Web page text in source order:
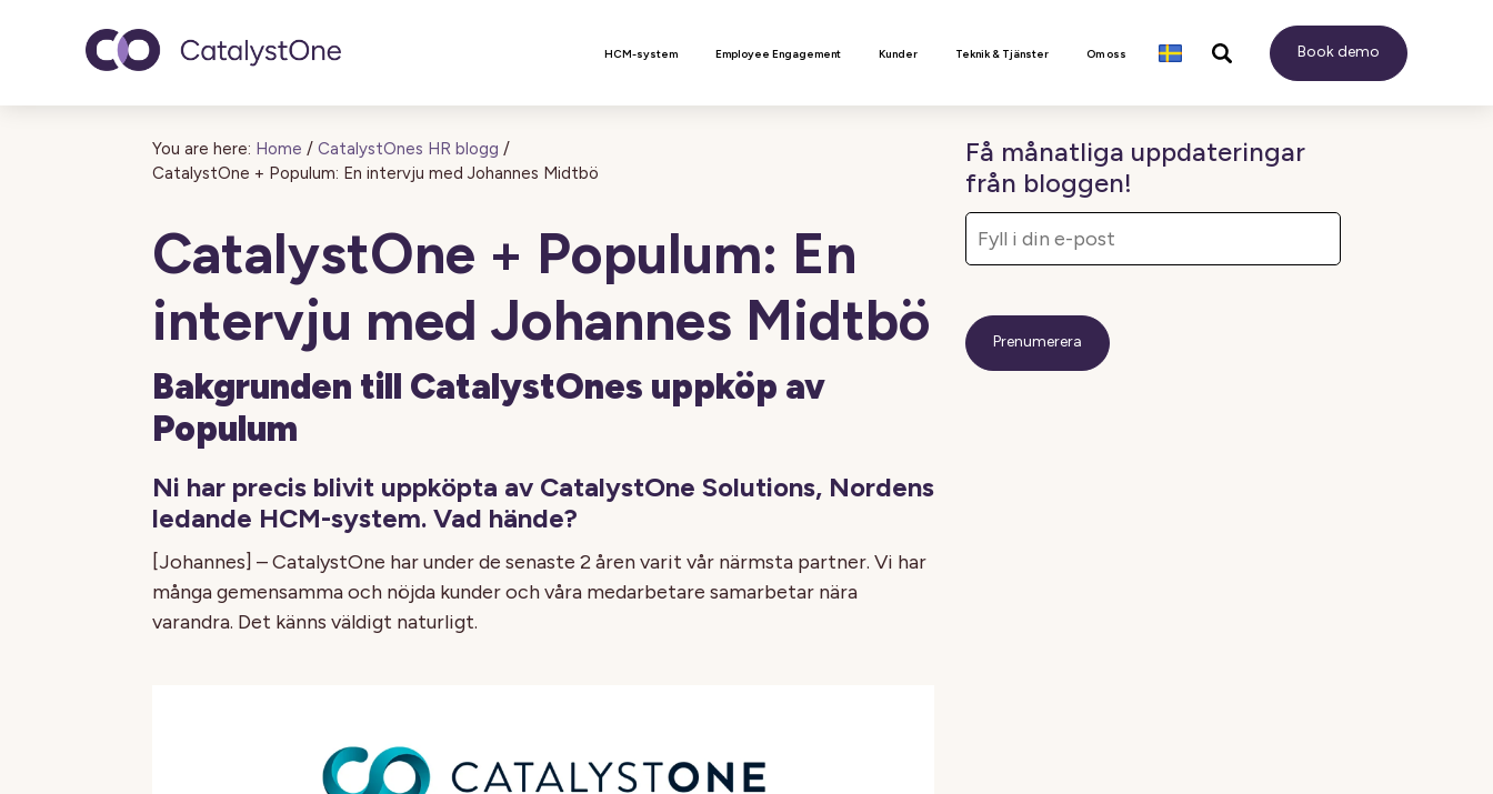
Toggle navigation HCM-system Employee Engagement Kunder Teknik & Tjänster Om oss Book demo
You are here: Home / CatalystOnes HR blogg /
CatalystOne + Populum: En intervju med Johannes Midtbö
CatalystOne + Populum: En
intervju med Johannes Midtbö
Bakgrunden till CatalystOnes uppköp av
Populum
Ni har precis blivit uppköpta av CatalystOne Solutions, Nordens
ledande HCM-system. Vad hände?
[Johannes] – CatalystOne har under de senaste 2 åren varit vår närmsta partner. Vi har
många gemensamma och nöjda kunder och våra medarbetare samarbetar nära
varandra. Det känns väldigt naturligt.
Få månatliga uppdateringar
från bloggen!